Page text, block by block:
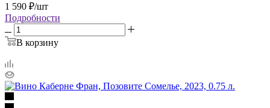
1 590 ₽/шт
Подробности
В корзину